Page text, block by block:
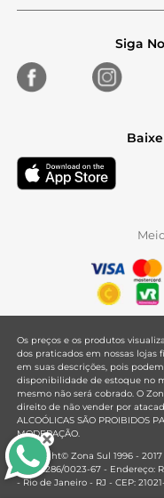
Siga
Os preços e os produtos
dos praticados em nossas lojas
em suas descrições, pois
disponibilidade de estoque no
mesmo não será cobrado. O
direito de não vender por
ALCOÓLICAS SÃO PROIBIDOS
MODERAÇÃO.
Copyright© Zona Sul 1996 - 2017
33.381.286/0023-67 - Endereço:
- Rio de Janeiro - RJ - CEP: